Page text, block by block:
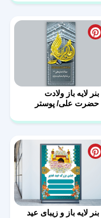
بنر لایه باز ولادت
حضرت علی/ پوستر
بنر لایه باز و زیبای عید